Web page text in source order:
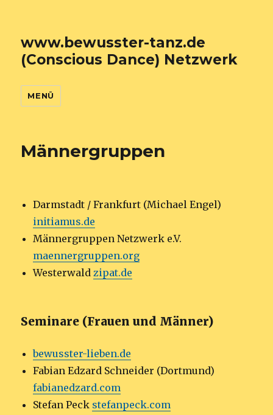
www.bewusster-tanz.de
(Conscious Dance) Netzwerk
MENÜ
Männergruppen
Darmstadt / Frankfurt (Michael Engel)
initiamus.de
Männergruppen Netzwerk e.V.
maennergruppen.org
Westerwaldzipat.de
Seminare (Frauen und Männer)
bewusster-lieben.de
Fabian Edzard Schneider (Dortmund)
fabianedzard.com
Stefan Peck stefanpeck.com